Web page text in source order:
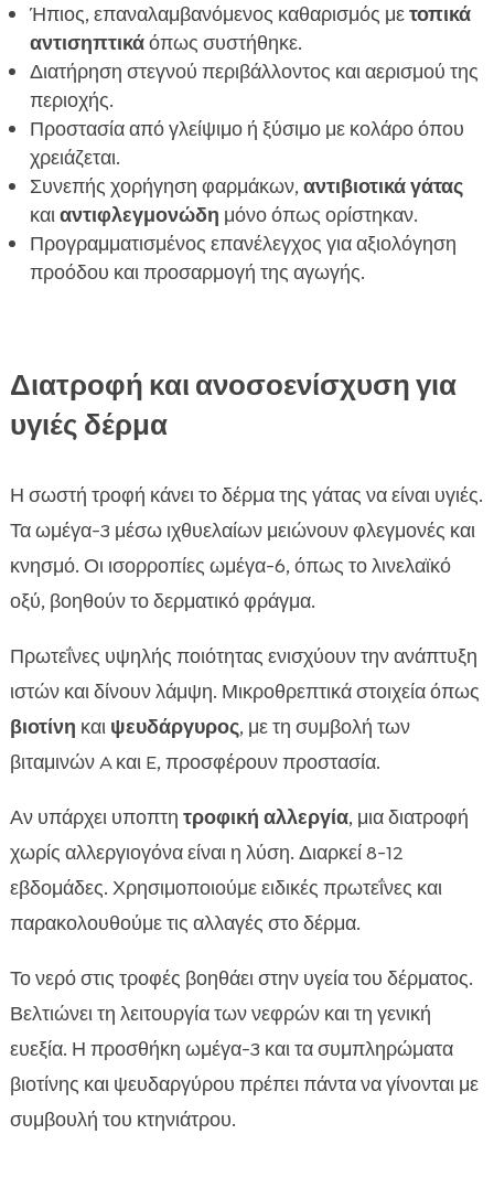
Ήπιος, επαναλαμβανόμενος καθαρισμός μετοπικά
αντισηπτικάόπως συστήθηκε.
Διατήρηση στεγνού περιβάλλοντος και αερισμού της
περιοχής.
Προστασία από γλείψιμο ή ξύσιμο με κολάρο όπου
χρειάζεται.
Συνεπής χορήγηση φαρμάκων, αντιβιοτικά γάτας
καιαντιφλεγμονώδη μόνο όπως ορίστηκαν.
Προγραμματισμένος επανέλεγχος για αξιολόγηση
προόδου και προσαρμογή της αγωγής.
Διατροφή και ανοσοενίσχυση για
υγιές δέρμα
Η σωστή τροφή κάνει το δέρμα της γάτας να είναι υγιές.
Τα ωμέγα-3 μέσω ιχθυελαίων μειώνουν φλεγμονές και
κνησμό. Οι ισορροπίες ωμέγα-6, όπως το λινελαϊκό
οξύ, βοηθούν το δερματικό φράγμα.
Πρωτεΐνες υψηλής ποιότητας ενισχύουν την ανάπτυξη
ιστών και δίνουν λάμψη. Μικροθρεπτικά στοιχεία όπως
βιοτίνη και ψευδάργυρος, με τη συμβολή των
βιταμινών A και E, προσφέρουν προστασία.
Αν υπάρχει υποπτη τροφική αλλεργία, μια διατροφή
χωρίς αλλεργιογόνα είναι η λύση. Διαρκεί 8-12
εβδομάδες. Χρησιμοποιούμε ειδικές πρωτεΐνες και
παρακολουθούμε τις αλλαγές στο δέρμα.
Το νερό στις τροφές βοηθάει στην υγεία του δέρματος.
Βελτιώνει τη λειτουργία των νεφρών και τη γενική
ευεξία. Η προσθήκη ωμέγα-3 και τα συμπληρώματα
βιοτίνης και ψευδαργύρου πρέπει πάντα να γίνονται με
συμβουλή του κτηνιάτρου.